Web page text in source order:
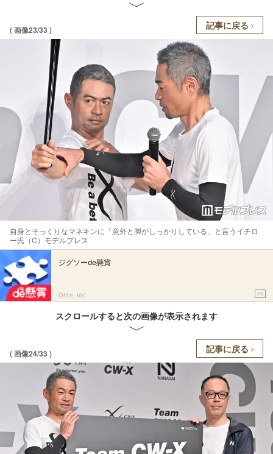
( 画像23/33 ) 記事に戻る
自身とそっくりなマネキンに「意外と脚がしっかりしている」と言うイチロ
ー氏（C）モデルプレス
ジグソーde懸賞
Ohte, Inc. PR
スクロールすると次の画像が表示されます
( 画像24/33 ) 記事に戻る